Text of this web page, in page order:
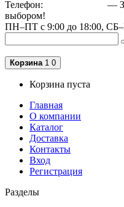
Телефон:
—
выбором!
ПН–ПТ с 9:00 до 18:00,
Корзина 1 0
Корзина пуста
Главная
О компании
Каталог
Доставка
Контакты
Вход
Регистрация
Разделы